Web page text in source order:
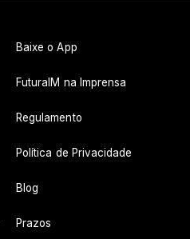
Baixe o App
FuturaIM na Imprensa
Regulamento
Política de Privacidade
Blog
Prazos